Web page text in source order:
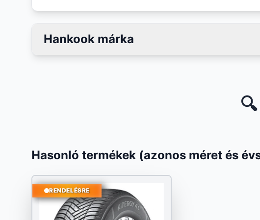
Hankook márka
Hasonló termékek (azonos méret és
RENDELÉSRE